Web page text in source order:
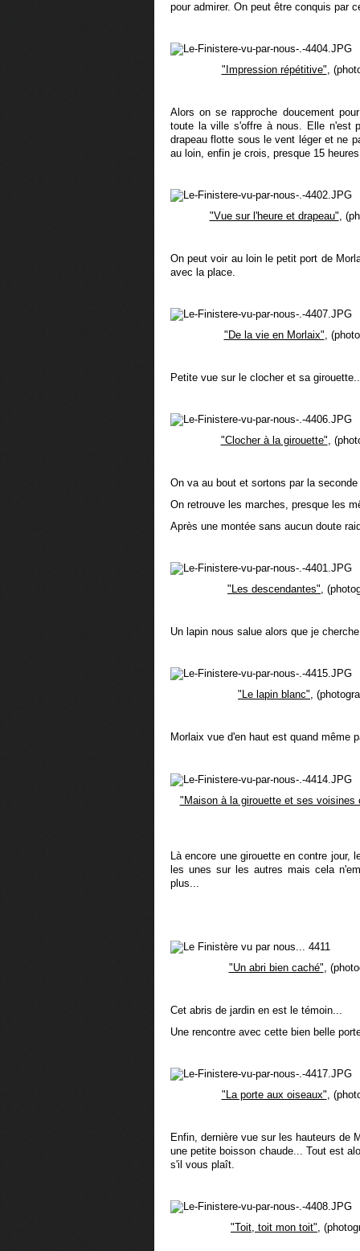
pour admirer. On peut être conquis par
"Impression répétitive",
Alors on se rapproche doucement
toute la ville s'offre à nous. Elle n'est
drapeau flotte sous le vent léger et ne
au loin, enfin je crois, presque 15
"Vue sur l'heure et drapeau",
On peut voir au loin le petit port de
avec la place.
"De la vie en Morlaix",
Petite vue sur le clocher et sa
"Clocher à la girouette",
On va au bout et sortons par la
On retrouve les marches, presque les
Après une montée sans aucun doute
"Les descendantes",
Un lapin nous salue alors que je
"Le lapin blanc",
Morlaix vue d'en haut est quand même
"Maison à la girouette et ses voisines
Là encore une girouette en contre jour,
les unes sur les autres mais cela
plus...
"Un abri bien caché",
Cet abris de jardin en est le témoin...
Une rencontre avec cette bien belle
"La porte aux oiseaux",
Enfin, dernière vue sur les hauteurs de
une petite boisson chaude... Tout est
s'il vous plaît.
"Toit, toit mon toit",